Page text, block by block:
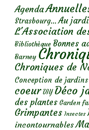
Agenda
Strasbourg... Au
L'Association
Bibliothèque Bonnes
Barney
Chroniques de
Conception de jardins
coeur DIY Déco
des plantes Garden
Grimpantes Insectes
incontournables